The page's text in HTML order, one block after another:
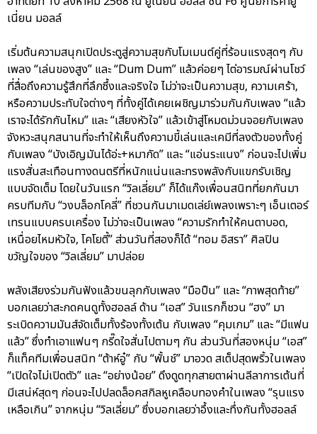
เนี่ยน มอลล์
เริ่มต้นความสนุกเปิดประตูสู่ความสุขกับโมเมนต์คู่ที่ร้อนแรงสุดๆ กับ
เพลง “เล่นของสูง” และ “Dum Dum” แล้วค่อยๆ ไต่อารมณ์ผ่านโชว์
ที่สื่อถึงความรู้สึกที่ลึกซึ้งและจริงใจ ไม่ว่าจะเป็นความสุข, ความเศร้า,
หรือความประทับใจต่างๆ ที่ทั้งคู่ได้เคยเผชิญมาร่วมกันกับเพลง “แล้ว
เราจะได้รักกันไหม” และ “เสียงหัวใจ” แล้วเข้าสู่โหมดม่วนจอยกับเพลง
จังหวะสนุกสนานที่จะทำให้เห็นถึงความขี้เล่นและเคมีที่ลงตัวของทั้งคู่
กับเพลง “บังเอิญมันได้อ่ะ+หมากัด” และ “แอ่นระแนง” ก่อนจะไปเพิ่ม
แรงสั่นสะเทือนทางดนตรีที่หนักแน่นและทรงพลังกับแขกรับเชิญ
แบบจัดเต็ม โดยในวันแรก “วิลเลี่ยม” ก็ได้แก๊งเพื่อนสนิทที่ยกกันมา
ครบทีมกับ “วงบล็อกโคลี่” ที่ชวนกันมาเมดเล่ย์เพลงเพราะๆ เอ็นเตอร์
เทรนแบบครบเครื่อง ไม่ว่าจะเป็นเพลง “ความรักทำให้คนตาบอด,
เหนื่อยไหมหัวใจ, โคโยตี้” ส่วนวันที่สองก็ได้ “ทอม อิสรา” ศิลปิน
ขวัญใจของ “วิลเลี่ยม” มาปล่อย
พลังเสียงร่วมกันฟังแล้วขนลุกกับเพลง “มือปืน” และ “ภาพสุดท้าย”
บอกเลยว่าสะกดคนดูทั้งฮอลล์ ด้าน “เอส” วันแรกก็ชวน “ฮง” มา
ระเบิดความมันส์จัดเต็มทั้งร้องทั้งเต้น กับเพลง “คุมเกม” และ “มีแฟน
แล้ว” ซึ่งทำเอาแฟนๆ กรี๊ดใจสั่นไปตามๆ กัน ส่วนวันที่สองหนุ่ม “เอส”
ก็แท็คทีมเพื่อนสนิท “ต้าห์อู๋” กับ “พั้นช์” มาอวด สเต็ปสุดพริ้วในเพลง
“เปิดใจไม่เปิดตัว” และ “อย่างน้อย” ดึงดูดทุกสายตาผ่านลีลาการเต้นที่
มีเสน่ห์สุดๆ ก่อนจะไปปลดล็อคสกิลหูเคลือบทองคำในเพลง “รุนแรง
เหลือเกิน” จากหนุ่ม “วิลเลี่ยม” ซึ่งบอกเลยว่าอึ้งและทึ่งกันทั้งฮอลล์